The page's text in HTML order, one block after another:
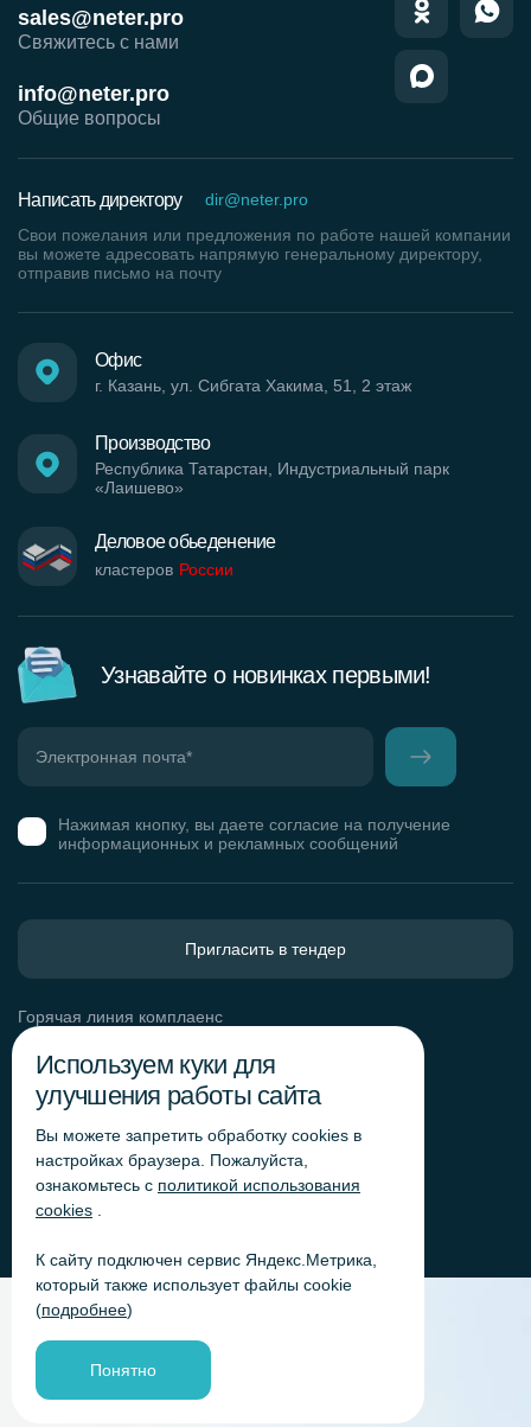
sales@neter.pro
Свяжитесь с нами
info@neter.pro
Общие вопросы
Деловое обьеденение
кластеров России
Производство
Республика Татарстан, Индустриальный парк
«Лаишево»
Офис
г. Казань, ул. Сибгата Хакима, 51, 2 этаж
Написать директору
dir@neter.pro
Свои пожелания или предложения по работе нашей компании
вы можете адресовать напрямую генеральному директору,
отправив письмо на почту
Узнавайте о новинках первыми!
Нажимая кнопку, вы даете согласие на получение
информационных и рекламных сообщений
Горячая линия комплаенс
Согласие на обработку персональных данных
Политика обработки файлов cookie
Согласие на обработку персональных данных
«Яндекс.Метрика»
Согласие на обработку персональных данных для
получения рекламно-информационных рассылок
Пригласить в тендер
Используем куки для
улучшения работы сайта
Вы можете запретить обработку сookies в
настройках браузера. Пожалуйста,
ознакомьтесь с политикой использования
cookies
К сайту подключен сервис Яндекс.Метрика,
который также использует файлы cookie
(подробнее)
Понятно